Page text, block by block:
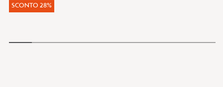
SCONTO 28%